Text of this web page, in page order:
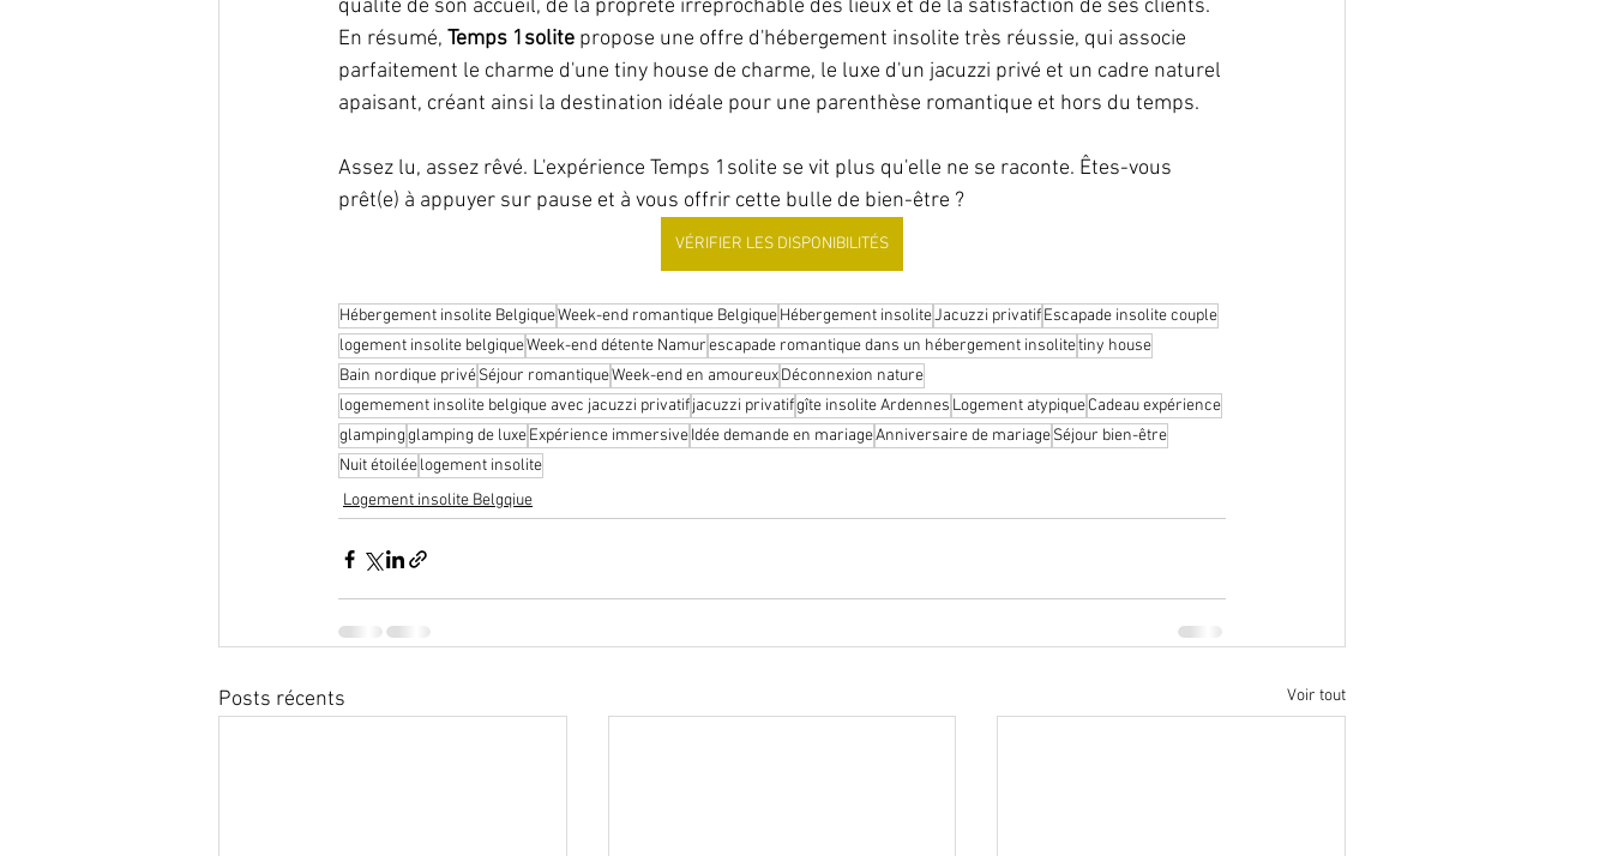
qualité de son accueil, de la propreté irréprochable des lieux et de la satisfaction de ses clients.
En résumé, Temps 1solite propose une offre d'hébergement insolite très réussie, qui associe
parfaitement le charme d'une tiny house de charme, le luxe d'un jacuzzi privé et un cadre naturel
apaisant, créant ainsi la destination idéale pour une parenthèse romantique et hors du temps.
Assez lu, assez rêvé. L'expérience Temps 1solite se vit plus qu'elle ne se raconte. Êtes-vous
prêt(e) à appuyer sur pause et à vous offrir cette bulle de bien-être ?
VÉRIFIER LES DISPONIBILITÉS
Hébergement insolite BelgiqueWeek-end romantique BelgiqueHébergement insoliteJacuzzi privatifEscapade insolite couple
logement insolite belgiqueWeek-end détente Namurescapade romantique dans un hébergement insolitetiny house
Bain nordique privéSéjour romantiqueWeek-end en amoureuxDéconnexion nature
logemement insolite belgique avec jacuzzi privatifjacuzzi privatifgîte insolite Ardennes Logement atypiqueCadeau expérience
glampingglamping de luxeExpérience immersiveIdée demande en mariageAnniversaire de mariageSéjour bien-être
Nuit étoiléelogement insolite
Logement insolite Belgqiue
Posts récents Voir tout